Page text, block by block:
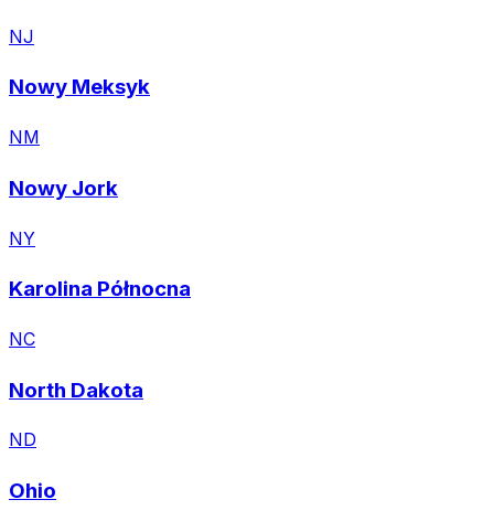
NJ
Nowy Meksyk
NM
Nowy Jork
NY
Karolina Północna
NC
North Dakota
ND
Ohio